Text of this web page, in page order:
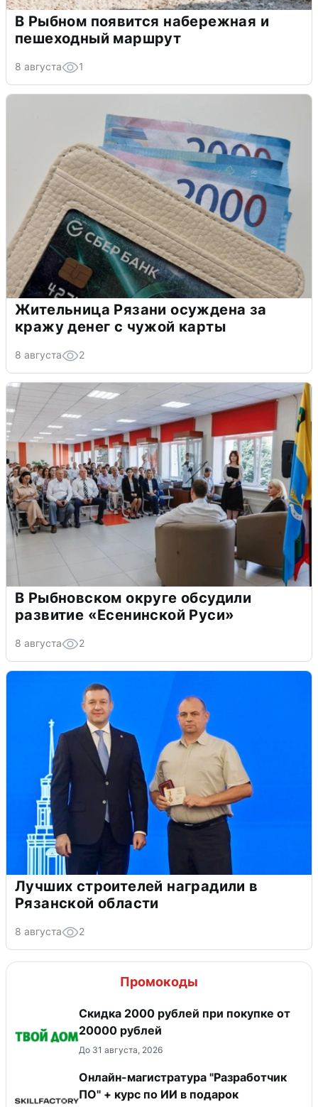
В Рыбном появится набережная и
пешеходный маршрут
8 августа 1
Жительница Рязани осуждена за
кражу денег с чужой карты
8 августа 2
В Рыбновском округе обсудили
развитие «Есенинской Руси»
8 августа 2
Лучших строителей наградили в
Рязанской области
8 августа 2
Промокоды
Скидка 2000 рублей при покупке от
20000 рублей
До 31 августа, 2026
Онлайн-магистратура "Разработчик
ПО" + курс по ИИ в подарок